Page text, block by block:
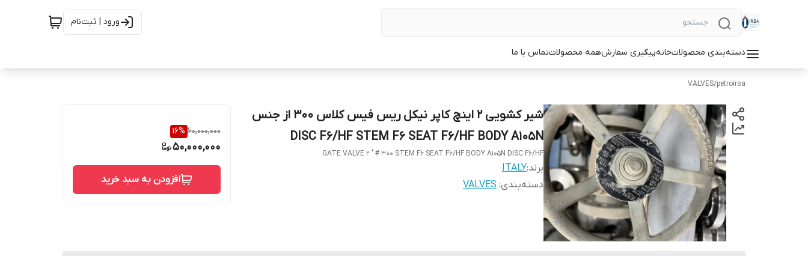
ورود | ثبت‌نام
دسته‌بندی محصولاتخانهپیگیری سفارشهمه محصولاتتماس با ما
petroirsa
/
VALVES
شیر کشویی 2 اینچ کاپر نیکل ریس فیس کلاس 300 از جنس
DISC F6/HF STEM F6 SEAT F6/HF BODY A105N
GATE VALVE 2 " # 300 STEM F6 SEAT F6/HF BODY A105N DISC F6/HF
برند:ITALY
دسته‌بندی:
VALVES
60,000,000
16%
50,000,000
افزودن به سبد خرید